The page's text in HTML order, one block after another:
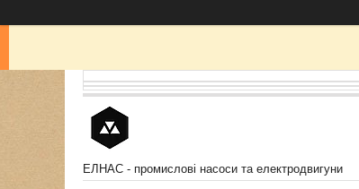
ЕЛНАС - промислові насоси та електродвигуни